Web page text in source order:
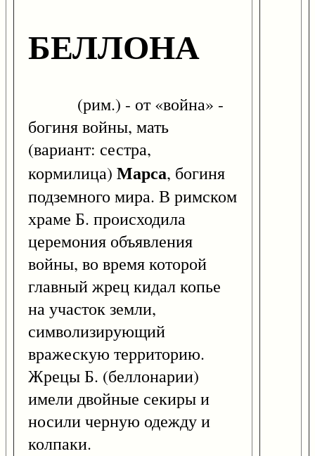
БЕЛЛОНА
(рим.) - от «война» -
богиня войны, мать
(вариант: сестра,
кормилица) Марса, богиня
подземного мира. В римском
храме Б. происходила
церемония объявления
войны, во время которой
главный жрец кидал копье
на участок земли,
символизирующий
вражескую территорию.
Жрецы Б. (беллонарии)
имели двойные секиры и
носили черную одежду и
колпаки.